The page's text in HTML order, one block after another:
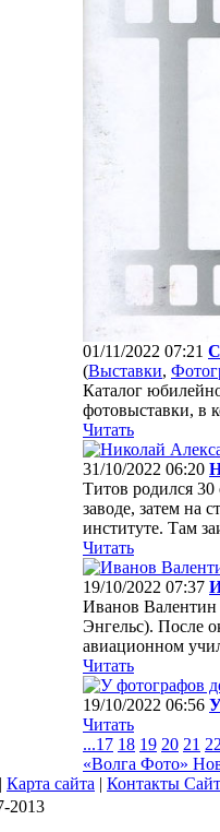
01/11/2022 07:21
(Выставки,
Каталог
фотовыставки, в
Читать
31/10/2022 06:20
Титов родился 30
заводе, затем на
институте. Там
Читать
19/10/2022 07:37
Иванов Валентин
Энгельс). После
авиационном
Читать
19/10/2022 06:56
Читать
...17 18 19 20 21 22
«Волга Фото»
| Карта сайта | Контакты
2013